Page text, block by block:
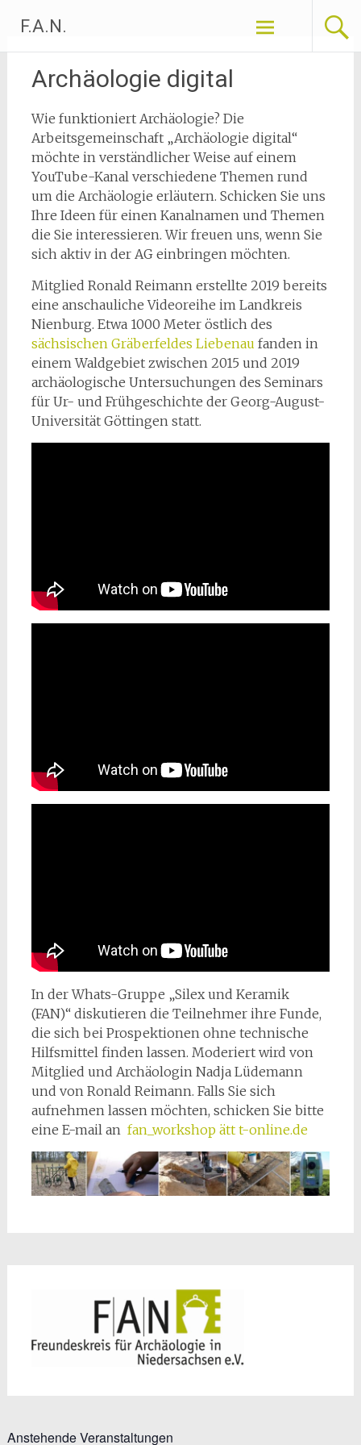
Inhalt
springen
F.A.N.
Archäologie digital
Wie funktioniert Archäologie? Die
Arbeitsgemeinschaft „Archäologie digital“
möchte in verständlicher Weise auf einem
YouTube-Kanal verschiedene Themen rund
um die Archäologie erläutern. Schicken Sie uns
Ihre Ideen für einen Kanalnamen und Themen
die Sie interessieren. Wir freuen uns, wenn Sie
sich aktiv in der AG einbringen möchten.
Mitglied Ronald Reimann erstellte 2019 bereits
eine anschauliche Videoreihe im Landkreis
Nienburg. Etwa 1000 Meter östlich des
sächsischen Gräberfeldes Liebenau fanden in
einem Waldgebiet zwischen 2015 und 2019
archäologische Untersuchungen des Seminars
für Ur- und Frühgeschichte der Georg-August-
Universität Göttingen statt.
In der Whats-Gruppe „Silex und Keramik
(FAN)“ diskutieren die Teilnehmer ihre Funde,
die sich bei Prospektionen ohne technische
Hilfsmittel finden lassen. Moderiert wird von
Mitglied und Archäologin Nadja Lüdemann
und von Ronald Reimann. Falls Sie sich
aufnehmen lassen möchten, schicken Sie bitte
eine E-mail an fan_workshop ätt t-online.de
Anstehende Veranstaltungen